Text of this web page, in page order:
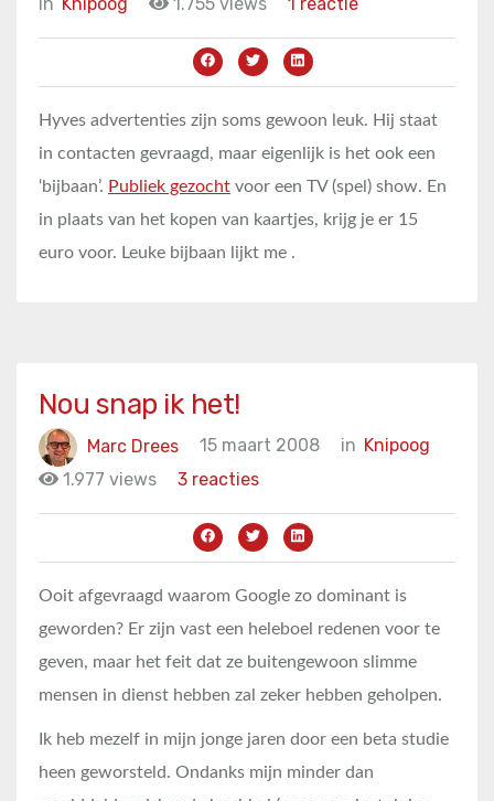
Hyves advertenties zijn soms gewoon leuk. Hij staat
in contacten gevraagd, maar eigenlijk is het ook een
‘bijbaan’. Publiek gezocht voor een TV (spel) show. En
in plaats van het kopen van kaartjes, krijg je er 15
euro voor. Leuke bijbaan lijkt me .
Nou snap ik het!
Marc Drees 15 maart 2008 in Knipoog
1.977 views
3 reacties
Ooit afgevraagd waarom Google zo dominant is
geworden? Er zijn vast een heleboel redenen voor te
geven, maar het feit dat ze buitengewoon slimme
mensen in dienst hebben zal zeker hebben geholpen.
Ik heb mezelf in mijn jonge jaren door een beta studie
heen geworsteld. Ondanks mijn minder dan